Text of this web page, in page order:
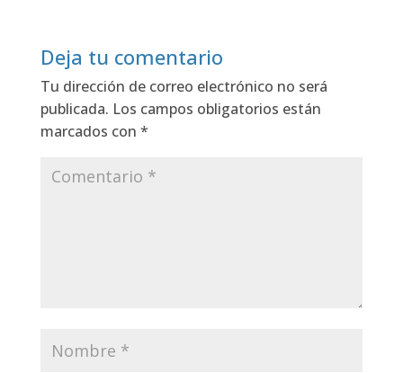
Deja tu comentario
Tu dirección de correo electrónico no será
publicada. Los campos obligatorios están
marcados con *